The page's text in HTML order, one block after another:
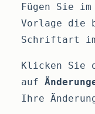
Fügen Sie im
Vorlage die
Schriftart
Klicken Sie
auf
Ihre